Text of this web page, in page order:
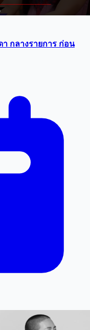
กลางรายการ ก่อน